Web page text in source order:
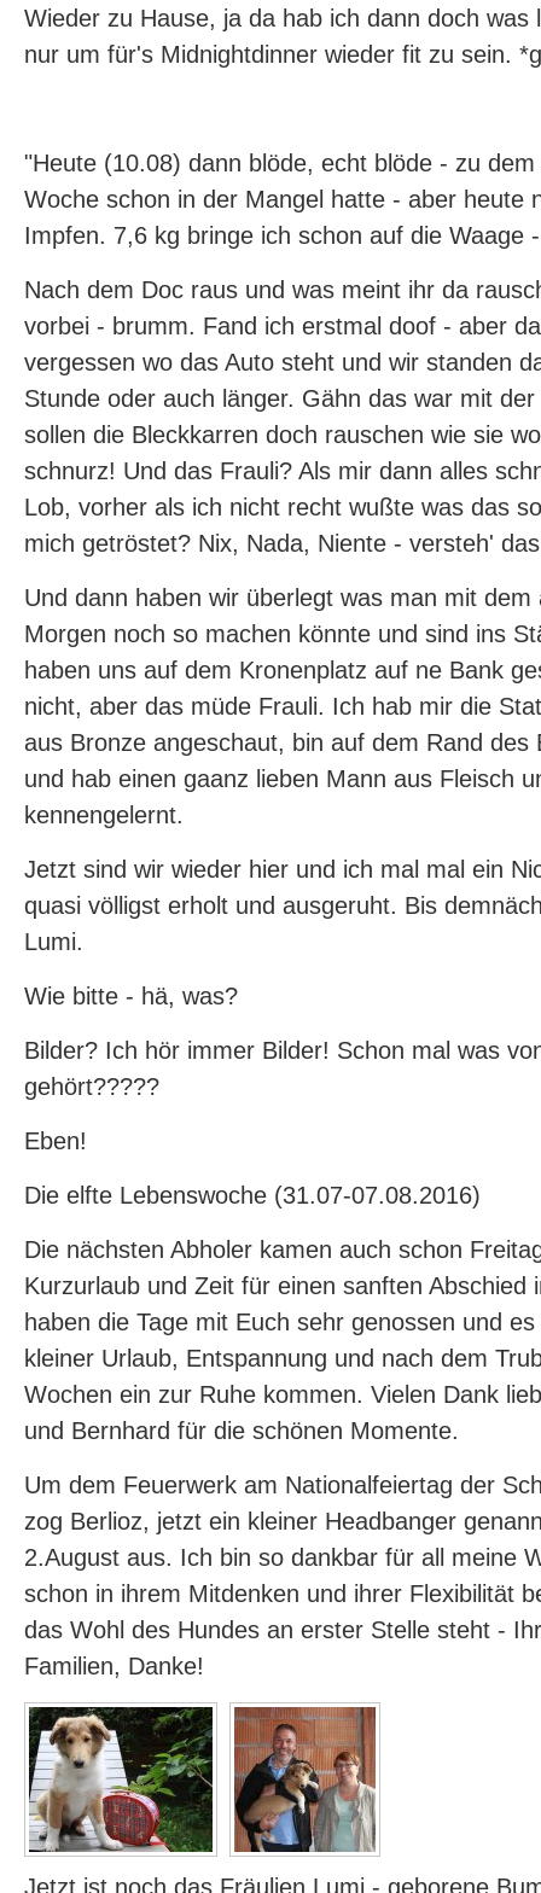
Wieder zu Hause, ja da hab ich dann doch was
nur um für's Midnightdinner wieder fit zu sein.
"Heute (10.08) dann blöde, echt blöde - zu
Woche schon in der Mangel hatte - aber heute
Impfen. 7,6 kg bringe ich schon auf die Waage
Nach dem Doc raus und was meint ihr da
vorbei - brumm. Fand ich erstmal doof - aber
vergessen wo das Auto steht und wir standen
Stunde oder auch länger. Gähn das war mit
sollen die Bleckkarren doch rauschen wie sie
schnurz! Und das Frauli? Als mir dann alles
Lob, vorher als ich nicht recht wußte was das
mich getröstet? Nix, Nada, Niente - versteh'
Und dann haben wir überlegt was man mit dem
Morgen noch so machen könnte und sind ins
haben uns auf dem Kronenplatz auf ne Bank
nicht, aber das müde Frauli. Ich hab mir die
aus Bronze angeschaut, bin auf dem Rand des
und hab einen gaanz lieben Mann aus Fleisch
kennengelernt.
Jetzt sind wir wieder hier und ich mal mal ein
quasi völligst erholt und ausgeruht. Bis
Lumi.
Wie bitte - hä, was?
Bilder? Ich hör immer Bilder! Schon mal was
gehört?????
Eben!
Die elfte Lebenswoche (31.07-07.08.2016)
Die nächsten Abholer kamen auch schon
Kurzurlaub und Zeit für einen sanften Abschied
haben die Tage mit Euch sehr genossen und
kleiner Urlaub, Entspannung und nach dem
Wochen ein zur Ruhe kommen. Vielen Dank
und Bernhard für die schönen Momente.
Um dem Feuerwerk am Nationalfeiertag der
zog Berlioz, jetzt ein kleiner Headbanger
2.August aus. Ich bin so dankbar für all meine
schon in ihrem Mitdenken und ihrer Flexibilität
das Wohl des Hundes an erster Stelle steht -
Familien, Danke!
Jetzt ist noch das Fräulien Lumi - geborene